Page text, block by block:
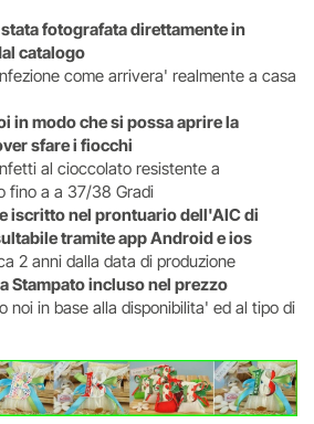
fotografata direttamente in
catalogo
come arrivera' realmente a casa
in modo che si possa aprire la
sfare i fiocchi
al cioccolato resistente a
fino a a 37/38 Gradi
iscritto nel prontuario dell'AIC di
tramite app Android e ios
2 anni dalla data di produzione
Stampato incluso nel prezzo
noi in base alla disponibilita' ed al tipo di